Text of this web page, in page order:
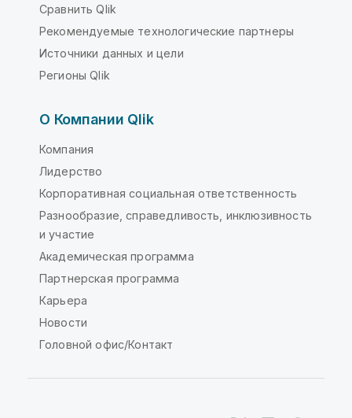
Сравнить Qlik
Рекомендуемые технологические партнеры
Источники данных и цели
Регионы Qlik
О Компании Qlik
Компания
Лидерство
Корпоративная социальная ответственность
Разнообразие, справедливость, инклюзивность
и участие
Академическая программа
Партнерская программа
Карьера
Новости
Головной офис/Контакт